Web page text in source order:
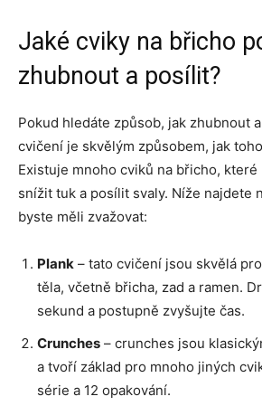
Jaké cviky na břicho
zhubnout a posílit?
Pokud hledáte způsob, jak zhubnout
cvičení je skvělým způsobem, jak
Existuje mnoho cviků na břicho, které
snížit tuk a posílit svaly. Níže najdete
byste měli zvažovat:
Plank – tato cvičení jsou skvělá
těla, včetně břicha, zad a ramen.
sekund a postupně zvyšujte čas.
Crunches – crunches jsou
a tvoří základ pro mnoho jiných
série a 12 opakování.